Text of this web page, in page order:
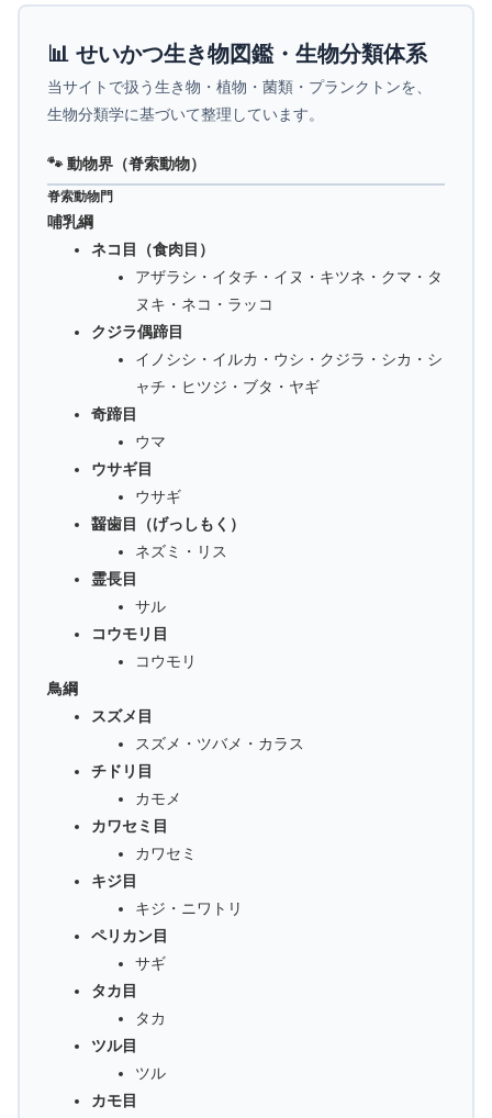
📊 せいかつ生き物図鑑・生物分類体系
当サイトで扱う生き物・植物・菌類・プランクトンを、
生物分類学に基づいて整理しています。
🐾 動物界（脊索動物）
脊索動物門
哺乳綱
ネコ目（食肉目）
アザラシ・イタチ・イヌ・キツネ・クマ・タ
ヌキ・ネコ・ラッコ
クジラ偶蹄目
イノシシ・イルカ・ウシ・クジラ・シカ・シ
ャチ・ヒツジ・ブタ・ヤギ
奇蹄目
ウマ
ウサギ目
ウサギ
齧歯目（げっしもく）
ネズミ・リス
霊長目
サル
コウモリ目
コウモリ
鳥綱
スズメ目
スズメ・ツバメ・カラス
チドリ目
カモメ
カワセミ目
カワセミ
キジ目
キジ・ニワトリ
ペリカン目
サギ
タカ目
タカ
ツル目
ツル
カモ目